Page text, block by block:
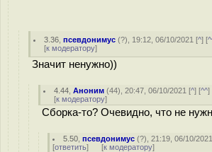
3.36 ,псевдонимус (?), 19:12, 06/10/2021 [^] [
[к модератору]
Значит ненужно))
4.44 ,Аноним (44), 20:47, 06/10/2021 [^] [^^]
[к модератору]
Сборка-то? Очевидно, что не
5.50 ,псевдонимус (?), 21:19, 06/10/
[ответить] [к модератору]